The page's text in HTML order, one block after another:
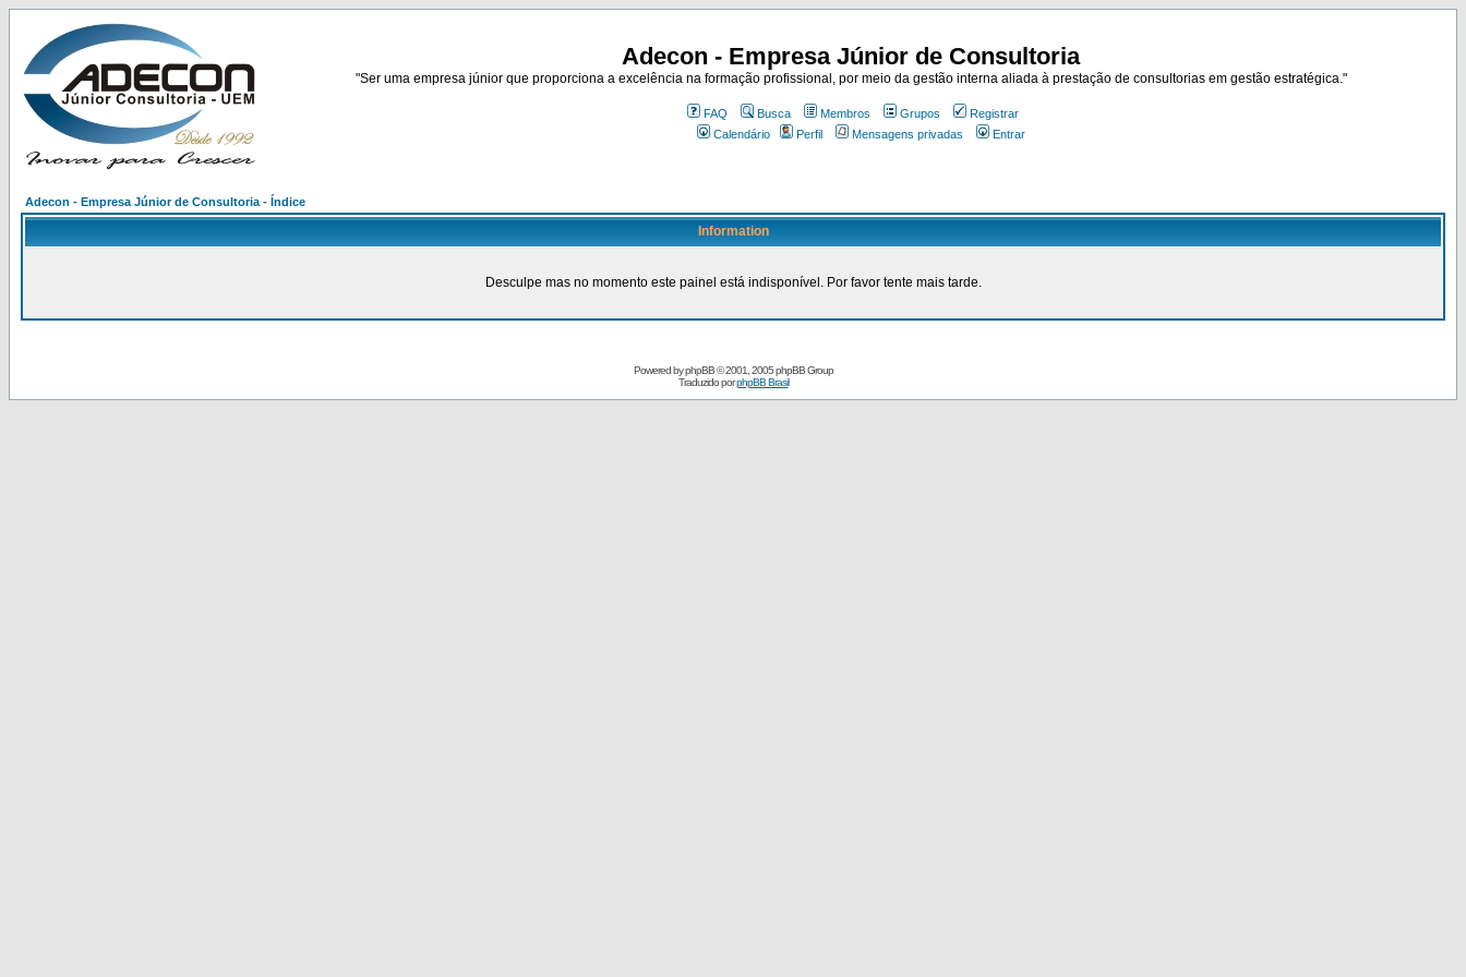
Adecon - Empresa Júnior de Consultoria
"Ser uma empresa júnior que proporciona a excelência na formação profissional, por meio da gestão interna aliada à prestação de consultorias em gestão estratégica."
FAQ Busca Membros Grupos
Registrar
Calendário
Perfil Mensagens privadas Entrar
Adecon - Empresa Júnior de Consultoria - Índice
Information
Desculpe mas no momento este painel está indisponível. Por favor tente mais tarde.
Powered byphpBB© 2001, 2005 phpBB Group
Traduzido porphpBB Brasil